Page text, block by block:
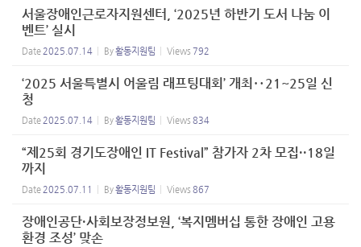
서울장애인근로자지원센터, ‘2025년 하반기 도서 나눔 이
벤트’ 실시
Date 2025.07.14 By활동지원팀 Views 792
‘2025 서울특별시 어울림 래프팅대회’ 개최‥21~25일 신
청
Date 2025.07.14 By활동지원팀 Views 834
“제25회 경기도장애인 IT Festival” 참가자 2차 모집··18일
까지
Date 2025.07.11 By활동지원팀 Views 867
장애인공단·사회보장정보원, ‘복지멤버십 통한 장애인 고용
환경 조성’ 맞손